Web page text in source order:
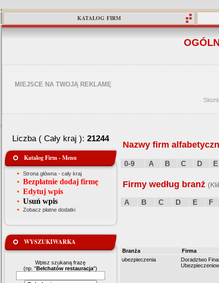
KATALOG FIRM
MIEJSCE NA TWOJĄ REKLAMĘ
Liczba ( Cały kraj ): 21244
Katalog Firm - Menu
Strona główna - cały kraj
Bezpłatnie dodaj firmę
Edytuj wpis
Usuń wpis
Zobacz płatne dodatki
WYSZUKIWARKA
Wpisz szukaną frazę
(np. "Bełchatów restauracja")
Nazwy firm
0-9 A B C D E
Firmy według branż
A B C D E F
Branża
Firma
ubezpieczenia
Doradztwo